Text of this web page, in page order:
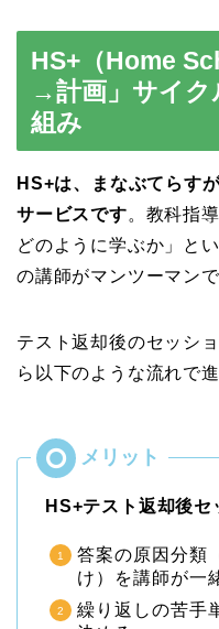
HS+（Home
→計画」サイク
組み
HS+は、まなぶてらす
サービスです。教科指
どのように学ぶか」と
の講師がマンツーマン
テスト返却後のセッシ
ら以下のような流れで進
HS+テスト返却後セ
答案の原因分類
け）を講師が一
繰り返しの苦手